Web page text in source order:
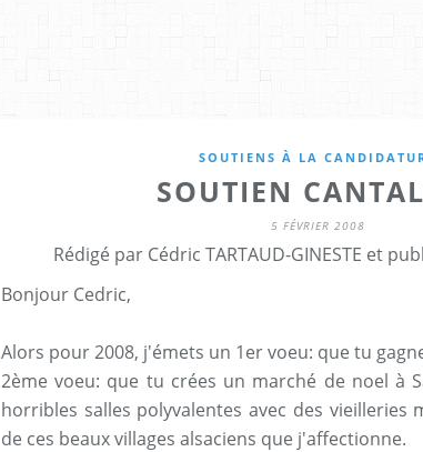
SOUTIENS À LA
SOUTIEN
5 FÉVRIER 2008
Rédigé par Cédric TARTAUD-GINESTE et
Bonjour Cedric,
Alors pour 2008, j'émets un 1er voeu: que tu
2ème voeu: que tu crées un marché de noel à
horribles salles polyvalentes avec des vieilleries
de ces beaux villages alsaciens que j'affectionne.